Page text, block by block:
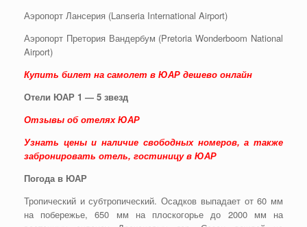
Аэропорт Лансерия (Lanseria International Airport)
Аэропорт Претория Вандербум (Pretoria Wonderboom National
Airport)
Купить билет на самолет в ЮАР дешево онлайн
Отели ЮАР 1 — 5 звезд
Отзывы об отелях ЮАР
Узнать цены и наличие свободных номеров, а также
забронировать отель, гостиницу в ЮАР
Погода в ЮАР
Тропический и субтропический. Осадков выпадает от 60 мм
на побережье, 650 мм на плоскогорье до 2000 мм на